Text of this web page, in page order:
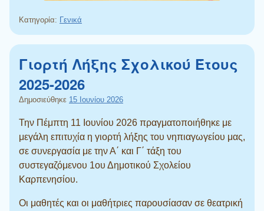
Κατηγορία: Γενικά
Γιορτή Λήξης Σχολικού Έτους
2025-2026
Δημοσιεύθηκε 15 Ιουνίου 2026
Την Πέμπτη 11 Ιουνίου 2026 πραγματοποιήθηκε με
μεγάλη επιτυχία η γιορτή λήξης του νηπιαγωγείου μας,
σε συνεργασία με την Α΄ και Γ΄ τάξη του
συστεγαζόμενου 1ου Δημοτικού Σχολείου
Καρπενησίου.
Οι μαθητές και οι μαθήτριες παρουσίασαν σε θεατρική